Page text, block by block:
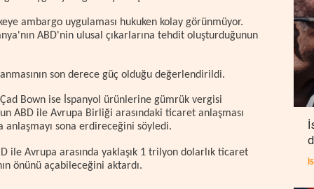
ambargo uygulaması hukuken kolay görünmüyor.
ABD'nin ulusal çıkarlarına tehdit oluşturduğunun
son derece güç olduğu değerlendirildi.
Çad Bown ise İspanyol ürünlerine gümrük vergisi
ABD ile Avrupa Birliği arasındaki ticaret anlaşması
anlaşmayı sona erdireceğini söyledi.
ile Avrupa arasında yaklaşık 1 trilyon dolarlık ticaret
önünü açabileceğini aktardı.